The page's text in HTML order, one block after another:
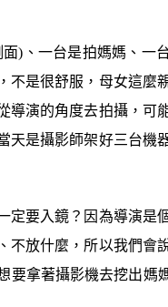
)、一台是拍媽媽、一
是很舒服，母女這麼
導演的角度去拍攝，可
是攝影師架好三台機
要入鏡？因為導演是
放什麼，所以我們會
要拿著攝影機去挖出媽